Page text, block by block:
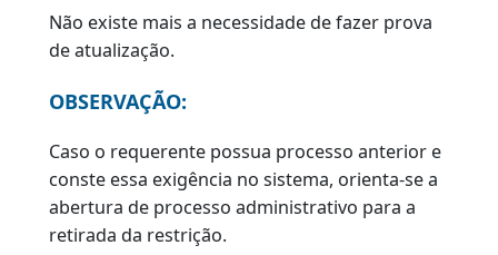
por utilizar o Cartão Saúde expedido pelas
Forças Armadas ou o Certificado Médico
Aeronáutico para substituir o exame de
através de processo administrativo e
apresentar além dos documentos de
praxe, o documento de identificação